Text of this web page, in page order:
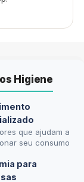
Higiene
que ajudam a
seu consumo
para